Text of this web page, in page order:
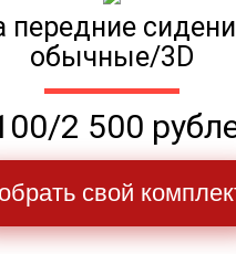
передние
обычные/3D
2 500
свой